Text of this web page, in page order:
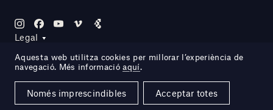
Legal
Site by DOMO—A
Aquesta web utilitza cookies per millorar l’experiència de
navegació. Més informacióaquí.
Només imprescindibles Acceptar totes